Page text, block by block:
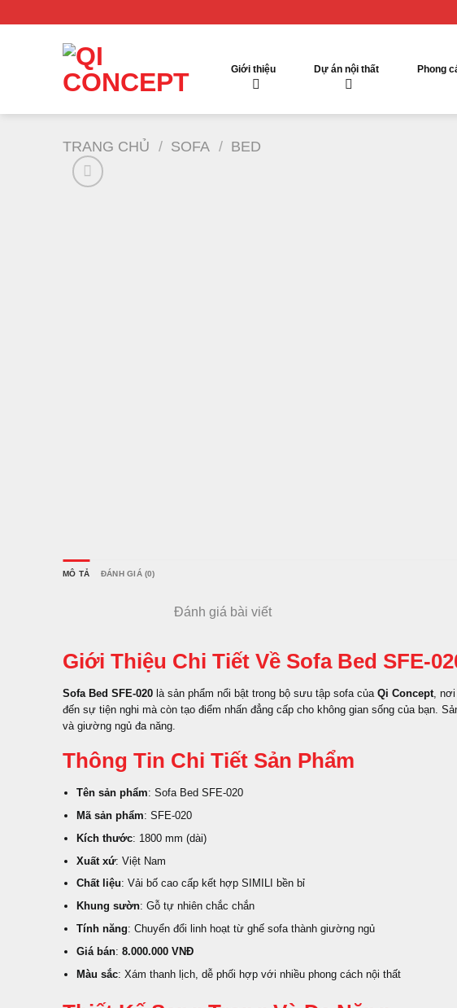
Giới thiệu Dự án nội thất Phong
TRANG CHỦ / SOFA / BED
MÔ TẢ ĐÁNH GIÁ (0)
Đánh giá bài viết
Giới Thiệu Chi Tiết Về Sofa Bed SFE-
Sofa Bed SFE-020 là sản phẩm nổi bật trong bộ sưu tập sofa của Qi Concept ,
đến sự tiện nghi mà còn tạo điểm nhấn đẳng cấp cho không gian sống của bạn.
và giường ngủ đa năng.
Thông Tin Chi Tiết Sản Phẩm
Tên sản phẩm: Sofa Bed SFE-020
Mã sản phẩm: SFE-020
Kích thước: 1800 mm (dài)
Xuất xứ: Việt Nam
Chất liệu: Vải bố cao cấp kết hợp SIMILI bền bỉ
Khung sườn: Gỗ tự nhiên chắc chắn
Tính năng: Chuyển đổi linh hoạt từ ghế sofa thành giường ngủ
Giá bán: 8.000.000 VNĐ
Màu sắc: Xám thanh lịch, dễ phối hợp với nhiều phong cách nội thất